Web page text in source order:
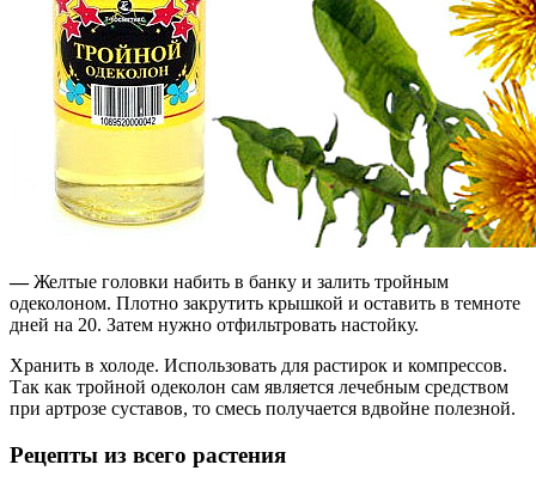
—Желтые головки набить в банку и залить тройным
одеколоном. Плотно закрутить крышкой и оставить в темноте
дней на 20. Затем нужно отфильтровать настойку.
Хранить в холоде. Использовать для растирок и компрессов.
Так как тройной одеколон сам является лечебным средством
при артрозе суставов, то смесь получается вдвойне полезной.
Рецепты из всего растения